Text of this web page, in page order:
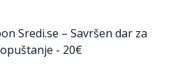
Sredi.se – Savršen dar za
- 20€